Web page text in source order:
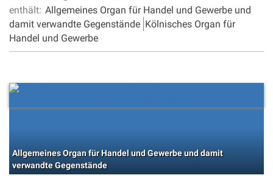
enthält: Allgemeines Organ für Handel und Gewerbe und
damit verwandte Gegenstände Kölnisches Organ für
Handel und Gewerbe
Allgemeines Organ für Handel und Gewerbe und damit
verwandte Gegenstände